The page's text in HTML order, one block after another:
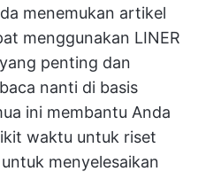
menemukan artikel
menggunakan LINER
penting dan
nanti di basis
ini membantu Anda
waktu untuk riset
menyelesaikan